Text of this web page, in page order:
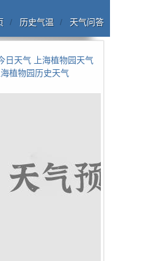
历史气温 天气问答
日天气
上海植物园天气
海植物园历史天气